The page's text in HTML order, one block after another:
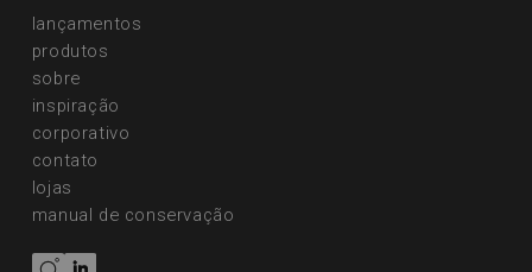
lançamentos
produtos
sobre
inspiração
corporativo
contato
lojas
manual de conservação